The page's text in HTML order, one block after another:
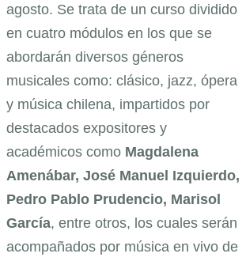
agosto. Se trata de un curso dividido
en cuatro módulos en los que se
abordarán diversos géneros
musicales como: clásico, jazz, ópera
y música chilena, impartidos por
destacados expositores y
académicos como Magdalena
Amenábar, José Manuel Izquierdo,
Pedro Pablo Prudencio, Marisol
García, entre otros, los cuales serán
acompañados por música en vivo de